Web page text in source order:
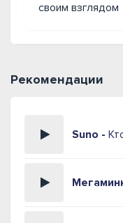
своим взглядом
Рекомендации
Suno -